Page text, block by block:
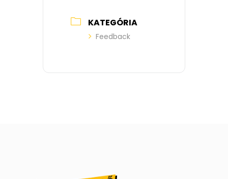
KATEGÓRIA
Feedback